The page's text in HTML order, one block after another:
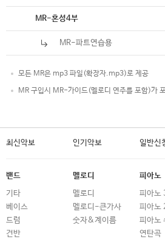
MR-혼성4부
MR-파트연습용
모든 MR은 mp3 파일(확장자.mp3)로 제공
MR 구입시 MR-가이드(멜로디 연주를 포함)가
최신악보 인기악보 일반신
밴드
기타
베이스
드럼
건반
멜로디
멜로디
멜로디-큰가사
숫자&계이름
피아노
피아노
피아노
피아노
연탄곡